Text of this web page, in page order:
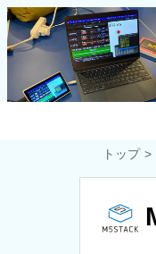
興味の
トップ